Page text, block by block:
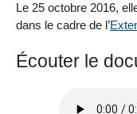
Le 25 octobre 2016,
dans le cadre de l’
Écouter le